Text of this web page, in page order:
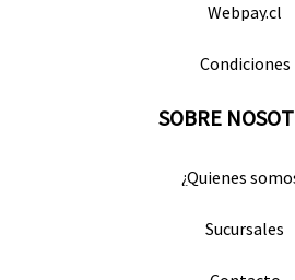
Webpay.cl
Condiciones
SOBRE
¿Quienes
Sucursales